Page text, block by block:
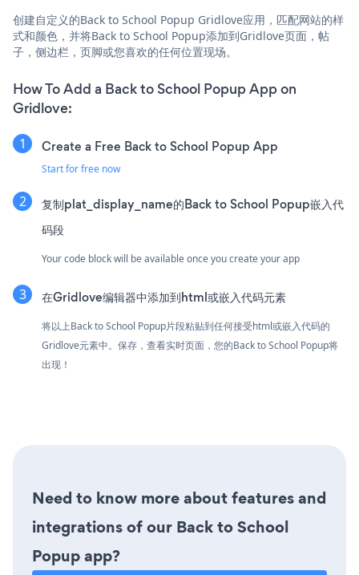
创建自定义的Back to School Popup Gridlove应用，匹配网站的样
式和颜色，并将Back to School Popup添加到Gridlove页面，帖
子，侧边栏，页脚或您喜欢的任何位置现场。
How To Add a Back to School Popup App on
Gridlove:
Create a Free Back to School Popup App
Start for free now
复制plat_display_name的Back to School Popup嵌入代
码段
Your code block will be available once you create your app
在Gridlove编辑器中添加到html或嵌入代码元素
将以上Back to School Popup片段粘贴到任何接受html或嵌入代码的
Gridlove元素中。保存，查看实时页面，您的Back to School Popup将
出现！
Need to know more about features and
integrations of our Back to School
Popup app?